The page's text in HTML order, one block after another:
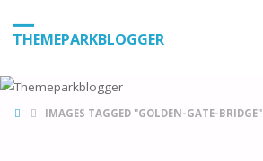
THEMEPARKBLOGGER
HOMEIMAGES TAGGED "GOLDEN-GATE-BRIDGE"